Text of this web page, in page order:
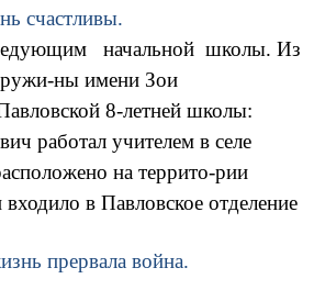
счастливы.
начальной школы. Из
ны имени Зои
8-летней школы:
работал учителем в селе
на террито-рии
входило в Павловское отделение
прервала война.